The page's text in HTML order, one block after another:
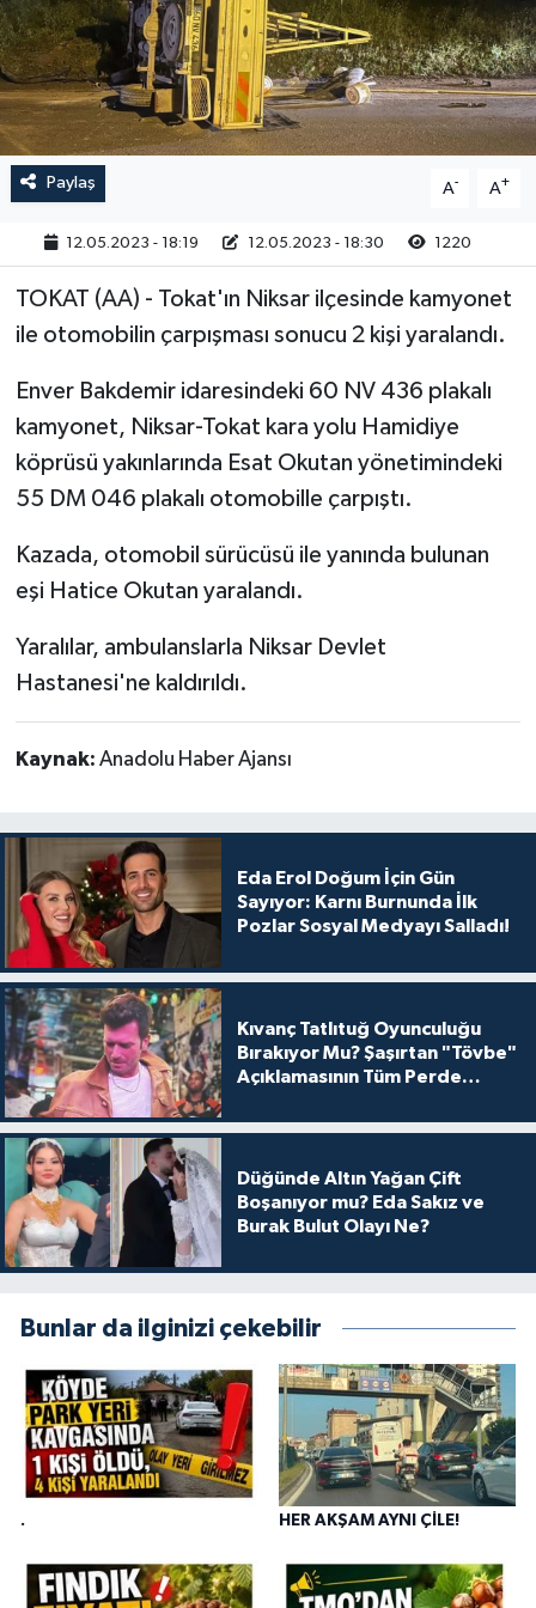
Paylaş A- A+
12.05.2023 - 18:19 12.05.2023 - 18:30 1220
TOKAT (AA) - Tokat'ın Niksar ilçesinde kamyonet
ile otomobilin çarpışması sonucu 2 kişi yaralandı.
Enver Bakdemir idaresindeki 60 NV 436 plakalı
kamyonet, Niksar-Tokat kara yolu Hamidiye
köprüsü yakınlarında Esat Okutan yönetimindeki
55 DM 046 plakalı otomobille çarpıştı.
Kazada, otomobil sürücüsü ile yanında bulunan
eşi Hatice Okutan yaralandı.
Yaralılar, ambulanslarla Niksar Devlet
Hastanesi'ne kaldırıldı.
Kaynak: Anadolu Haber Ajansı
Eda Erol Doğum İçin Gün
Sayıyor: Karnı Burnunda İlk
Pozlar Sosyal Medyayı Salladı!
Kıvanç Tatlıtuğ Oyunculuğu
Bırakıyor Mu? Şaşırtan "Tövbe"
Açıklamasının Tüm Perde
Düğünde Altın Yağan Çift
Boşanıyor mu? Eda Sakız ve
Burak Bulut Olayı Ne?
Bunlar da ilginizi çekebilir
. HER AKŞAM AYNI ÇİLE!
RESMİ İLAN